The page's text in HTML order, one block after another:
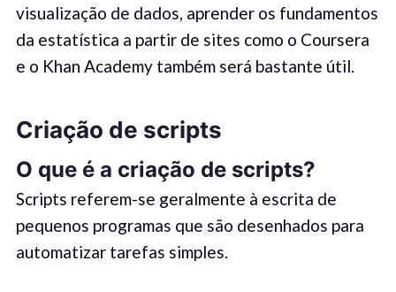
visualização de dados, aprender os fundamentos
da estatística a partir de sites como o Coursera
e o Khan Academy também será bastante útil.
Criação de scripts
O que é a criação de scripts?
Scripts referem-se geralmente à escrita de
pequenos programas que são desenhados para
automatizar tarefas simples.